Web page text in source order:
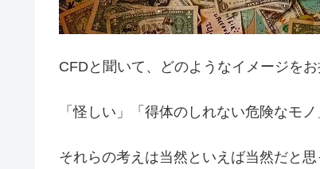
CFDと聞いて、どのようなイメージをお
「怪しい」「得体のしれない危険なモ
それらの考えは当然といえば当然だと思